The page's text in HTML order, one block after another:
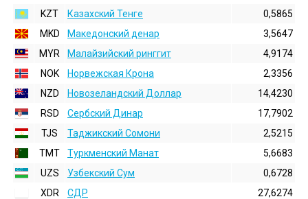
KZT
Казахский Тенге
0,5865
MKD
Македонский денар
3,5647
MYR
Малайзийский ринггит
4,9174
NOK
Норвежская Крона
2,3356
NZD
Новозеландский Доллар
14,4230
RSD
Сербский Динар
17,7902
TJS
Таджикский Сомони
2,5215
TMT
Туркменский Манат
5,6683
UZS
Узбекский Сум
0,6728
XDR
СДР 27,6274